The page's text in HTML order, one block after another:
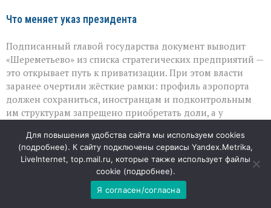
Что меняет указ президента
Подписанный главой государства документ выводит
«Шереметьево» из списка стратегических предприятий —
это открывает путь к приватизации. При этом власти
заранее очертили жёсткие рамки: профиль аэропорта
должен сохраниться, иностранцам и подконтрольным
им структурам запрещено приобретать доли, а у
акция», дающая право блокировать принципиальные
решения.
Где проходит граница между частным и
Для повышения удобства сайта мы используем cookies
(подробнее). К сайту подключены сервисы Yandex.Metrika,
LiveInternet, top.mail.ru, которые также использует файлы
cookie (подробнее).
Я согласен/согласна